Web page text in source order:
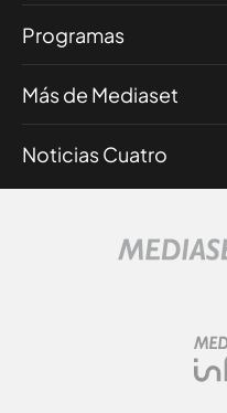
Programas
Más de Mediaset
Noticias Cuatro